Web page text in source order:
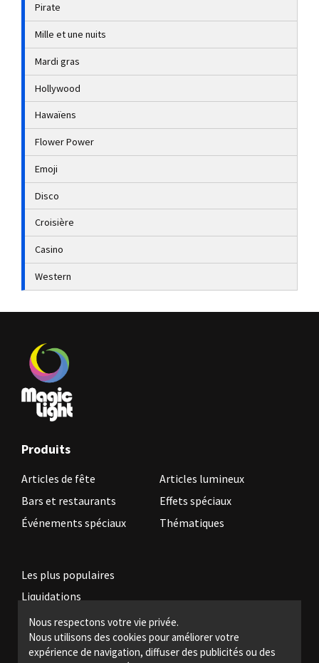
Nous respectons votre vie privée.
Nous utilisons des cookies pour améliorer votre
expérience de navigation, diffuser des publicités ou des
Pirate
Mille et une nuits
Mardi gras
Hollywood
Hawaïens
Flower Power
Emoji
Disco
Croisière
Casino
Western
Produits
Articles de fête
Articles lumineux
Bars et restaurants
Effets spéciaux
Événements spéciaux
Thématiques
Les plus populaires
Liquidations
Devenez revendeur